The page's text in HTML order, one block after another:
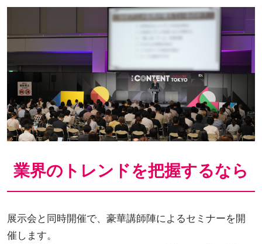
業界のトレンドを把握するなら
展示会と同時開催で、豪華講師陣によるセミナーを開
催します。